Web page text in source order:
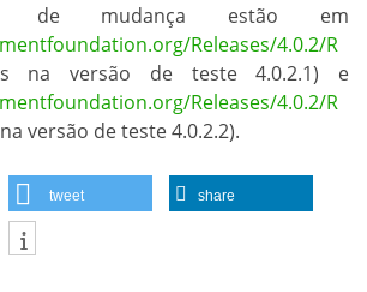
de mudança estão em
Releases/4.0.2/R
na versão de teste 4.0.2.1) e
Releases/4.0.2/R
versão de teste 4.0.2.2).
tweet share